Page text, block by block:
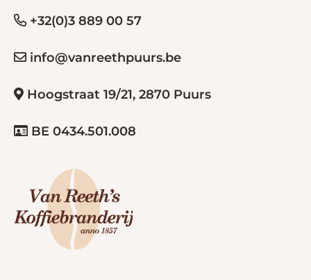
+32(0)3 889 00 57
info@vanreethpuurs.be
Hoogstraat 19/21, 2870 Puurs
BE 0434.501.008